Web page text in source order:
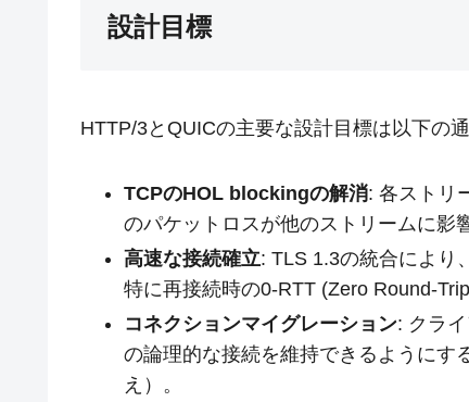
設計目標
HTTP/3とQUICの主要な設計目標は以下の通
TCPのHOL blockingの解消: 各ストリ
のパケットロスが他のストリームに影
高速な接続確立: TLS 1.3の統合により
特に再接続時の0-RTT (Zero Round-
コネクションマイグレーション: クラ
の論理的な接続を維持できるようにす
え）。